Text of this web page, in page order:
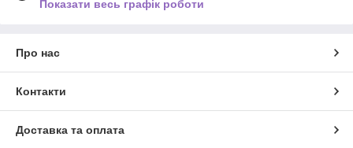
Показати весь графік роботи
Про нас
Контакти
Доставка та оплата